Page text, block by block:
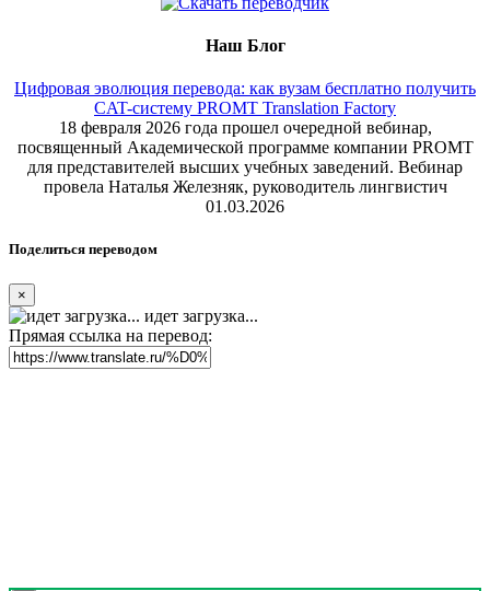
Наш Блог
Цифровая эволюция перевода: как вузам бесплатно получить
CAT-систему PROMT Translation Factory
18 февраля 2026 года прошел очередной вебинар,
посвященный Академической программе компании PROMT
для представителей высших учебных заведений. Вебинар
провела Наталья Железняк, руководитель лингвистич
01.03.2026
Поделиться переводом
×
идет загрузка...
Прямая ссылка на перевод: